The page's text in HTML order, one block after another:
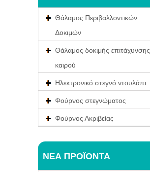
Θάλαμος Περιβαλλοντικών
Δοκιμών
Θάλαμος δοκιμής επιτάχυνσης
καιρού
Ηλεκτρονικό στεγνό ντουλάπι
Φούρνος στεγνώματος
Φούρνος Ακριβείας
ΝΈΑ ΠΡΟΪΌΝΤΑ